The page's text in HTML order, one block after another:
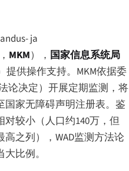
ja
， MKM）， 国家信息系统局
提供操作支持。MKM依据委
论决定）开展定期监测，将
国家无障碍声明注册表。鉴
较小（人口约140万，但
之列），WAD监测方法论
比例。